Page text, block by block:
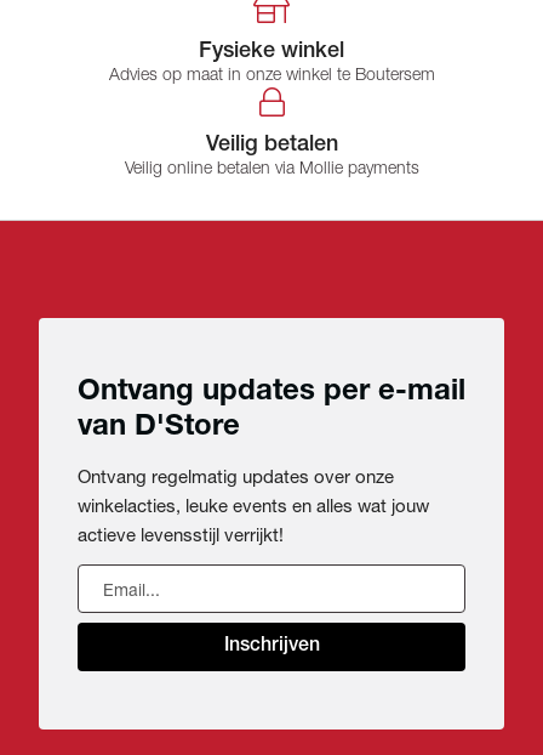
Fysieke winkel
Advies op maat in onze winkel te Boutersem
Veilig betalen
Veilig online betalen via Mollie payments
Ontvang updates per e-mail
van D'Store
Ontvang regelmatig updates over onze
winkelacties, leuke events en alles wat jouw
actieve levensstijl verrijkt!
Inschrijven